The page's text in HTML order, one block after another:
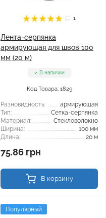
1
Лента-серпянка
армирующая для швов 100
мм (20 м)
В наличии
Код Товара: 1829
Разновидность:
армирующая
Тип:
Сетка-серпянка
Материал:
Стекловолокно
Ширина:
100 мм
Длина:
20 м
75.86 грн
В корзину
Популярный